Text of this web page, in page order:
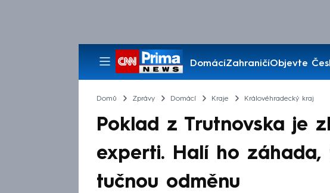
DomácíZahraničíObjevte
Pořady
Domů Zprávy Domácí Kraje Královéhradecký kraj
Poklad z Trutnovska je
experti. Halí ho záhada,
tučnou odměnu